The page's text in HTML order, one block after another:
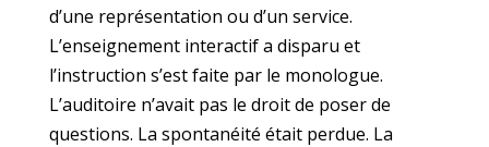
d’une représentation ou d’un service.
L’enseignement interactif a disparu et
l’instruction s’est faite par le monologue.
L’auditoire n’avait pas le droit de poser de
questions. La spontanéité était perdue. La